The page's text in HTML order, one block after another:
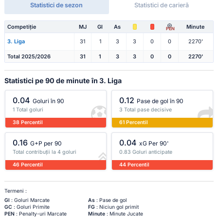
Statistici de sezon Statistici de carieră
Competiție MJ Gl As PEN Minute
3. Liga 31 1 3 3 0 0 2270'
Total 2025/2026 31 1 3 3 0 0 2270'
Statistici pe 90 de minute în 3. Liga
0.04 Goluri în 90
1 Total goluri
38 Percentil
0.12 Pase de gol în 90
3 Total pase decisive
61 Percentil
0.16 G+P per 90
Total contribuții la 4 goluri
46 Percentil
0.04 xG Per 90'
0.83 Goluri anticipate
44 Percentil
Termeni :
Gl : Goluri Marcate As: Pase de gol
GC : Goluri Primite FG: Niciun gol primit
PEN: Penalty-uri Marcate Minute: Minute Jucate